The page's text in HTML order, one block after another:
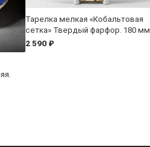
Тарелка мелкая «Кобальтовая
сетка» Твердый фарфор. 180 мм.
2 590 ₽